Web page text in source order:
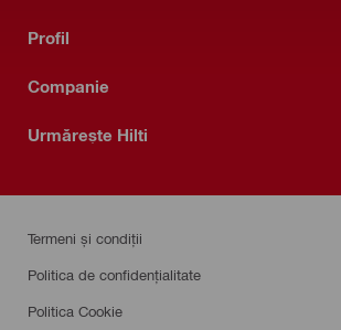
Profil
Companie
Urmărește Hilti
Termeni și condiții
Politica de confidențialitate
Politica Cookie